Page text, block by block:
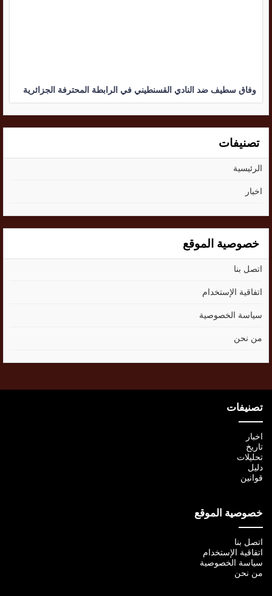
وفاق سطيف ضد النادي القسنطيني في الرابطة المحترفة الجزائرية
تصنيفات
الرئيسية
اخبار
خصوصية الموقع
اتصل بنا
اتفاقية الإستخدام
سياسة الخصوصية
من نحن
تصنيفات
اخبار
تاريخ
تحليلات
دليل
قوانين
خصوصية الموقع
اتصل بنا
اتفاقية الإستخدام
سياسة الخصوصية
من نحن